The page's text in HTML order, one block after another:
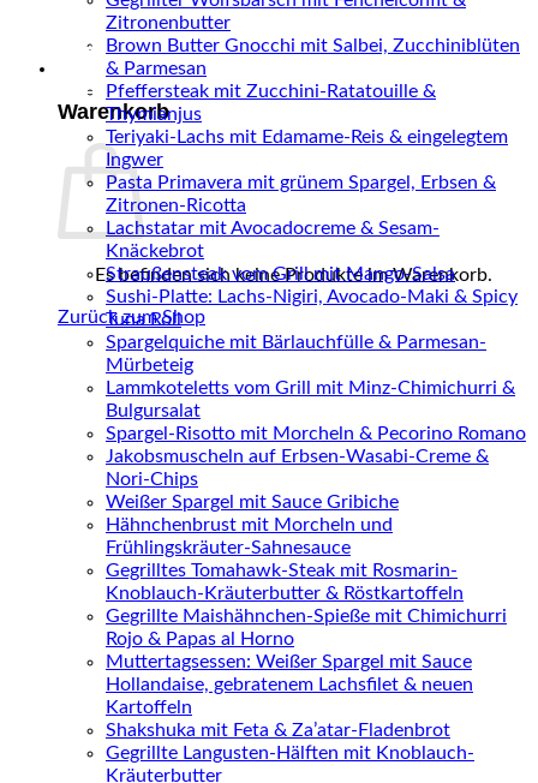
Warenkorb
Es befinden sich keine Produkte im Warenkorb.
Zurück zum Shop
Zitronenbutter
Brown Butter Gnocchi mit Salbei, Zucchiniblüten
& Parmesan
Pfeffersteak mit Zucchini-Ratatouille &
Thymianjus
Teriyaki-Lachs mit Edamame-Reis & eingelegtem
Ingwer
Pasta Primavera mit grünem Spargel, Erbsen &
Zitronen-Ricotta
Lachstatar mit Avocadocreme & Sesam-
Knäckebrot
Straußensteak vom Grill mit Mango-Salsa
Sushi-Platte: Lachs-Nigiri, Avocado-Maki & Spicy
Tuna Roll
Spargelquiche mit Bärlauchfülle & Parmesan-
Mürbeteig
Lammkoteletts vom Grill mit Minz-Chimichurri &
Bulgursalat
Spargel-Risotto mit Morcheln & Pecorino Romano
Jakobsmuscheln auf Erbsen-Wasabi-Creme &
Nori-Chips
Weißer Spargel mit Sauce Gribiche
Hähnchenbrust mit Morcheln und
Frühlingskräuter-Sahnesauce
Gegrilltes Tomahawk-Steak mit Rosmarin-
Knoblauch-Kräuterbutter & Röstkartoffeln
Gegrillte Maishähnchen-Spieße mit Chimichurri
Rojo & Papas al Horno
Muttertagsessen: Weißer Spargel mit Sauce
Hollandaise, gebratenem Lachsfilet & neuen
Kartoffeln
Shakshuka mit Feta & Za’atar-Fladenbrot
Gegrillte Langusten-Hälften mit Knoblauch-
Kräuterbutter